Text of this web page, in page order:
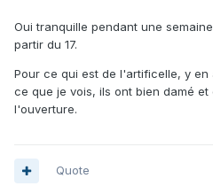
Oui tranquille pendant une
partir du 17.
Pour ce qui est de l'artificelle, y en
ce que je vois, ils ont bien damé
l'ouverture.
Quote